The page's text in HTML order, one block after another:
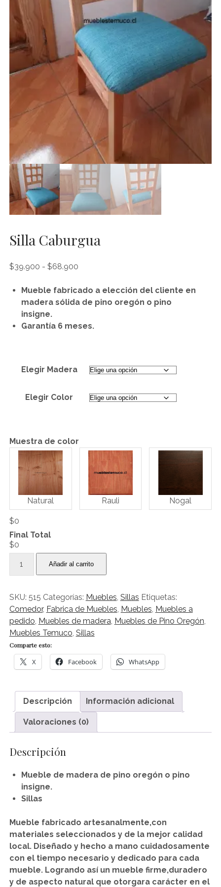
RACK
SILLAS
TOCADORES
VELADORES
Silla Caburgua
$39.900 - $68.900Rango
precios:
desde
hasta
Mueble fabricado a elección del cliente en
madera sólida de pino oregón o pino
insigne.
Garantía 6 meses.
Elegir Madera
Elegir Color
Muestra de color
Natural Rauli Nogal
$0
Final Total
$0
Caburgua
Añadir al carrito
SKU: 515 Categorías: Muebles Sillas Etiquetas:
Comedor, Fabrica de Muebles Muebles Muebles a
pedido Muebles de madera Muebles de Pino Oregón
Muebles Temuco Sillas
Comparte esto:
X Facebook WhatsApp
Descripción Información adicional
Valoraciones (0)
Descripción
Mueble de madera de pino oregón o pino
insigne.
Sillas
Mueble fabricado artesanalmente,con
materiales seleccionados y de la mejor calidad
local. Diseñado y hecho a mano cuidadosamente
con el tiempo necesario y dedicado para cada
mueble. Logrando así un mueble firme,duradero
y de aspecto natural que otorgara carácter en el